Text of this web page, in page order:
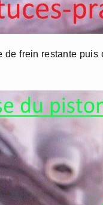
frein restante puis